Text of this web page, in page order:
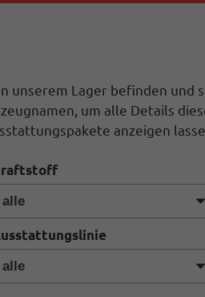
unserem Lager befinden
um alle Details
anzeigen